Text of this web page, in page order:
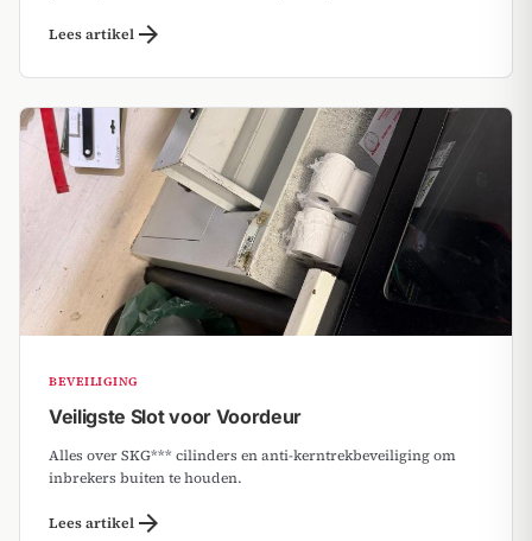
Lees artikel arrow_forward
BEVEILIGING
Veiligste Slot voor Voordeur
Alles over SKG*** cilinders en anti-kerntrekbeveiliging om
inbrekers buiten te houden.
Lees artikel arrow_forward